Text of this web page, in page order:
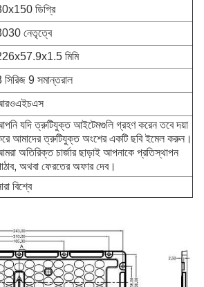
ডিগ্রি
নেতৃত্বে
মিমি
সিরিজ 9 সমান্তরাল
যদি ত্রুটিযুক্ত আইটেমগুলি গ্রহণ করেন তবে দয়া
আমাদের ত্রুটিযুক্ত অংশের একটি ছবি ইমেল করুন।
অতিরিক্ত চার্জার ছাড়াই আপনাকে প্রতিস্থাপন
অথবা ফেরতের অফার দেব।
বিশ্বে